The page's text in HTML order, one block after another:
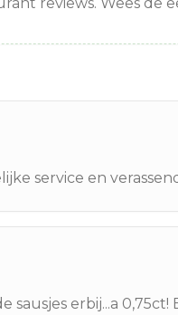
service en
erbij...a 0,75ct!